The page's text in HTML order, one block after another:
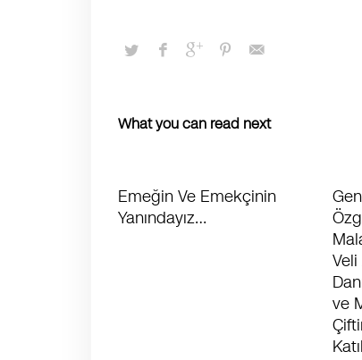
What you can read next
Emeğin Ve Emekçinin
Yanındayız…
Veli
ve